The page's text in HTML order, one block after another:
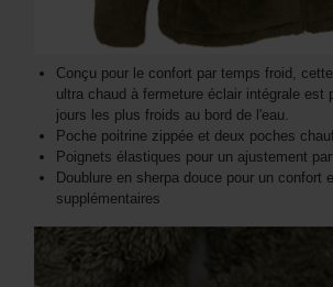
Conçu pour le confort par temps froid,
ultra chaud à fermeture éclair intégrale est
jours les plus froids au bord de l'eau.
Poche poitrine zippée et deux poches
Poignets élastiques pour un ajustement
Doublure en sherpa douce pour un confort
supplémentaires